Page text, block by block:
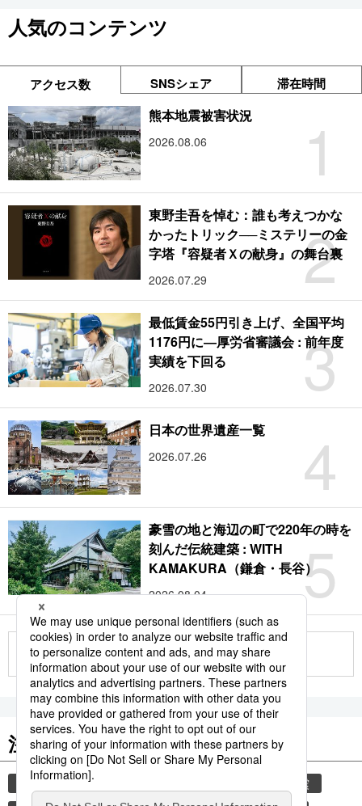
人気のコンテンツ
アクセス数 SNSシェア 滞在時間
1
熊本地震被害状況
2026.08.06
2
東野圭吾を悼む：誰も考えつかな
かったトリック──ミステリーの金
字塔『容疑者Ｘの献身』の舞台裏
2026.07.29
3
最低賃金55円引き上げ、全国平均
1176円に―厚労省審議会 : 前年度
実績を下回る
2026.07.30
4
日本の世界遺産一覧
2026.07.26
5
豪雪の地と海辺の町で220年の時を
刻んだ伝統建築 : WITH
KAMAKURA（鎌倉・長谷）
2026.08.04
もっと見る
注目のキーワード
共同通信ニュース
地震